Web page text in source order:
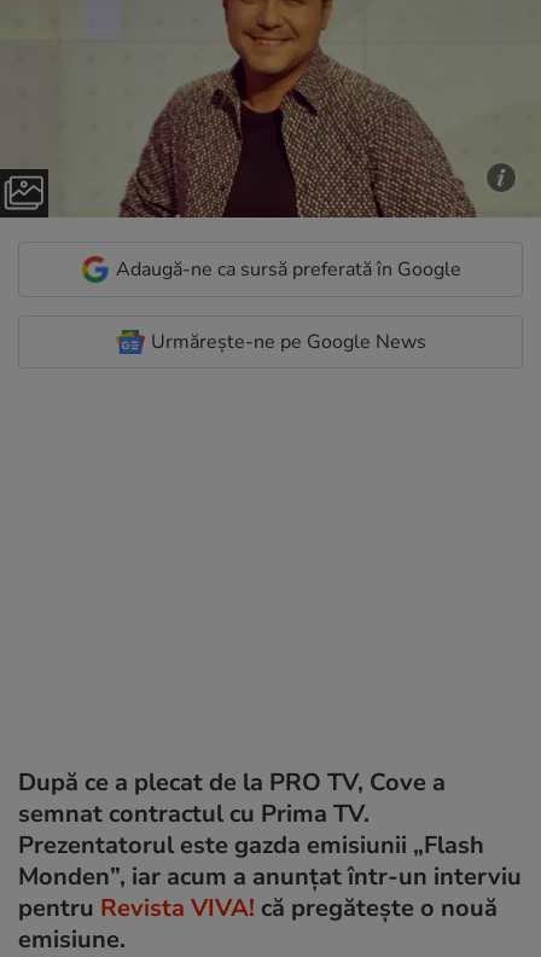
Adaugă-ne ca sursă preferată în Google
Urmărește-ne pe Google News
După ce a plecat de la PRO TV, Cove a
semnat contractul cu Prima TV.
Prezentatorul este gazda emisiunii „Flash
Monden”, iar acum a anunțat într-un interviu
pentru Revista VIVA! că pregătește o nouă
emisiune.